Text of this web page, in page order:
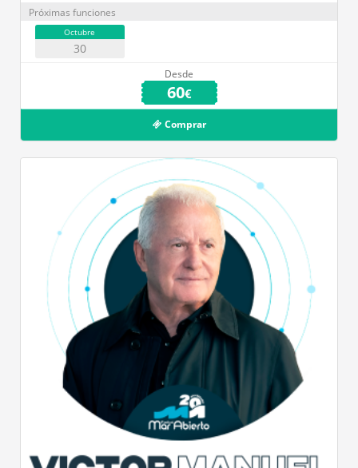
Próximas funciones
Octubre
30
Desde
60€
Comprar